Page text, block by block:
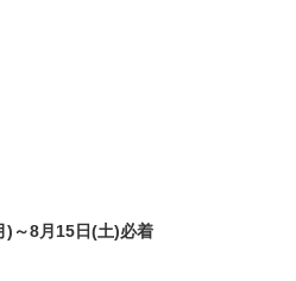
)～8月15日(土)必着